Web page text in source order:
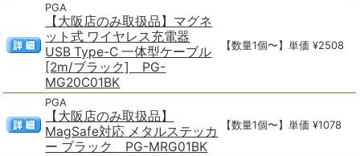
PGA
【大阪店のみ取扱品】マグネ
ット式 ワイヤレス充電器
USB Type-C 一体型ケーブル
[2m/ブラック] PG-
MG20C01BK
【数量1個〜】単価 ¥2508
PGA
【大阪店のみ取扱品】
MagSafe対応 メタルステッカ
ー ブラック PG-MRG01BK
【数量1個〜】単価 ¥1078